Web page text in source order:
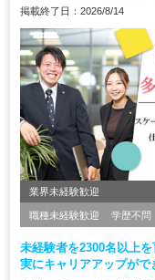
掲載終了日：2026/8/14
業界未経験歓迎
職種未経験歓迎 学歴不問
未経験者を2300名以上
実にキャリアアップがで